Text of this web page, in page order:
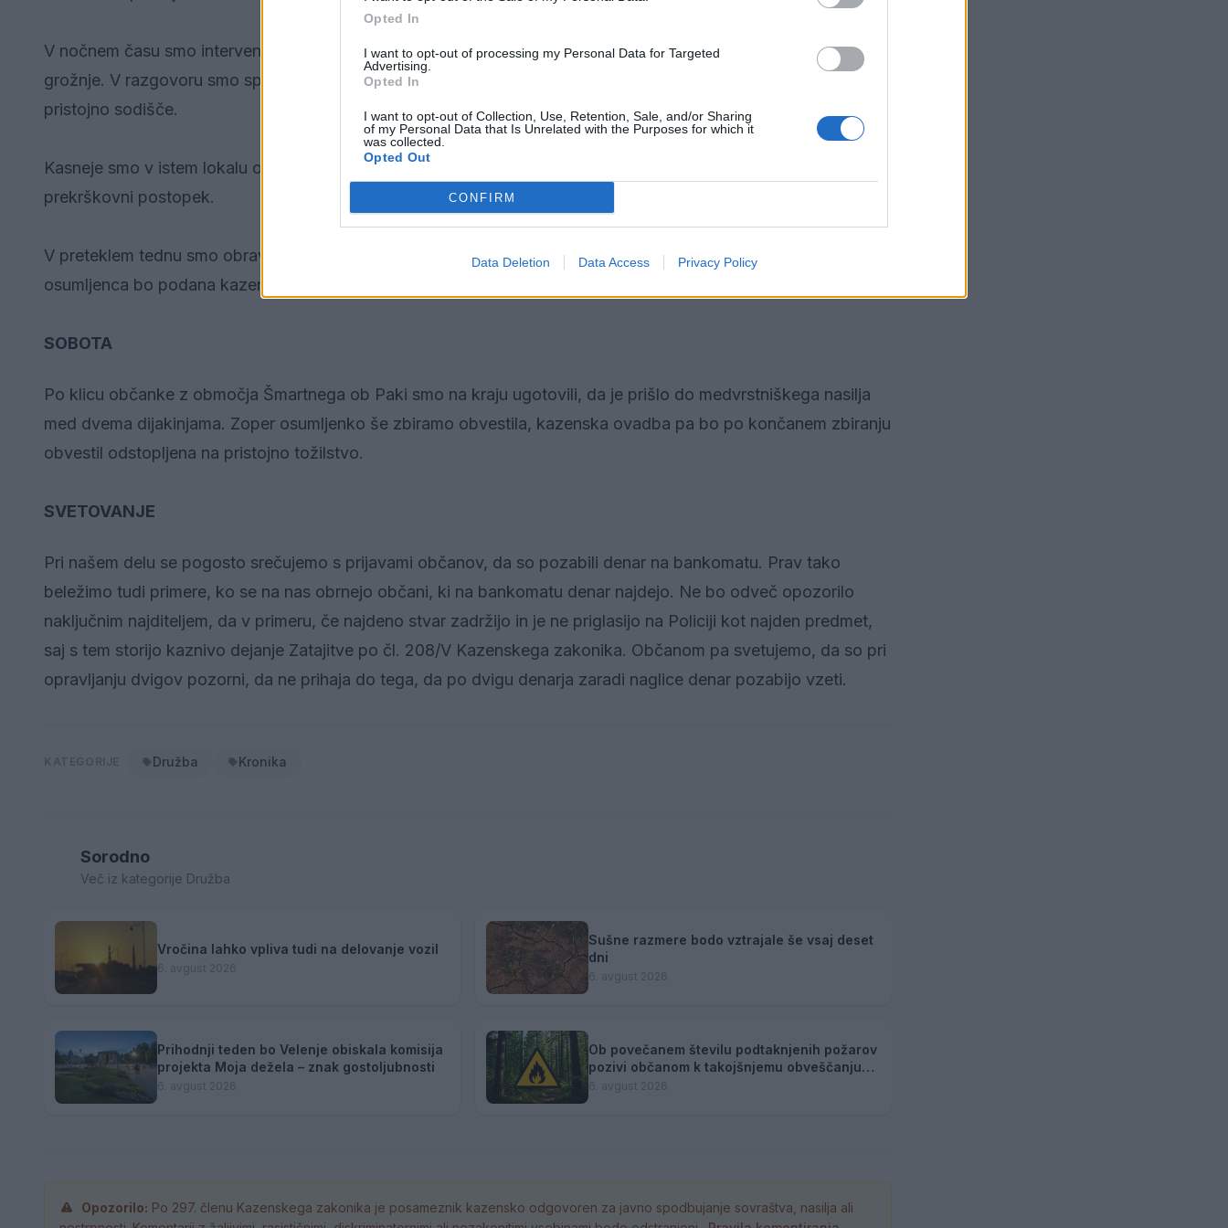
Opted In
I want to opt-out of processing my Personal Data for Targeted
Advertising.
Opted In
I want to opt-out of Collection, Use, Retention, Sale, and/or Sharing
of my Personal Data that Is Unrelated with the Purposes for which it
was collected.
Opted Out
CONFIRM
Data Deletion Data Access Privacy Policy
V nočnem času smo intervenirali v lokalu v Velenju. Obveščeni smo bili o sumu storitve kaznivega dejanja
grožnje. V razgovoru smo sprejeli dve kazenski ovadbi, zoper osumljenca pa bo podana kazenska ovadba na
pristojno sodišče.
Kasneje smo v istem lokalu občanu zasegli prepovedano drogo. Po prejeti analizi zoper omenjenega sledi
prekrškovni postopek.
V preteklem tednu smo obravnavali dve tatvini kozmetičnih izdelkov v trgovini s kozmetiko v Velenju. Zoper
osumljenca bo podana kazenska ovadba na pristojno sodišče.
SOBOTA
Po klicu občanke z območja Šmartnega ob Paki smo na kraju ugotovili, da je prišlo do medvrstniškega nasilja
med dvema dijakinjama. Zoper osumljenko še zbiramo obvestila, kazenska ovadba pa bo po končanem zbiranju
obvestil odstopljena na pristojno tožilstvo.
SVETOVANJE
Pri našem delu se pogosto srečujemo s prijavami občanov, da so pozabili denar na bankomatu. Prav tako
beležimo tudi primere, ko se na nas obrnejo občani, ki na bankomatu denar najdejo. Ne bo odveč opozorilo
naključnim najditeljem, da v primeru, če najdeno stvar zadržijo in je ne priglasijo na Policiji kot najden predmet,
saj s tem storijo kaznivo dejanje Zatajitve po čl. 208/V Kazenskega zakonika. Občanom pa svetujemo, da so pri
opravljanju dvigov pozorni, da ne prihaja do tega, da po dvigu denarja zaradi naglice denar pozabijo vzeti.
Družba Kronika
Sorodno
Več iz kategorije Družba
Vročina lahko vpliva tudi na delovanje vozil
6. avgust 2026
Sušne razmere bodo vztrajale še vsaj deset
dni
6. avgust 2026
Prihodnji teden bo Velenje obiskala komisija
projekta Moja dežela – znak gostoljubnosti
6. avgust 2026
Ob povečanem številu podtaknjenih požarov
pozivi občanom k takojšnjemu obveščanju
policije
6. avgust 2026
Opozorilo: Po 297. členu Kazenskega zakonika je posameznik kazensko odgovoren za javno spodbujanje sovraštva, nasilja ali